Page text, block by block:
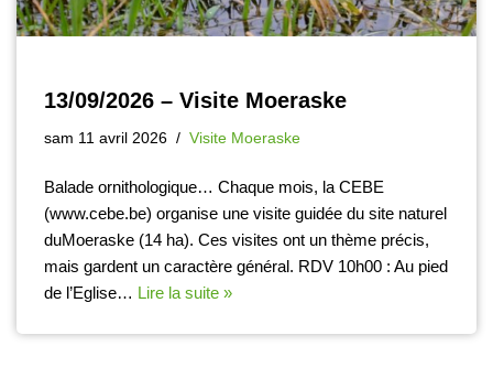
13/09/2026 – Visite Moeraske
sam 11 avril 2026 Visite Moeraske
Balade ornithologique… Chaque mois, la CEBE
(www.cebe.be) organise une visite guidée du site naturel
duMoeraske (14 ha). Ces visites ont un thème précis,
mais gardent un caractère général. RDV 10h00 : Au pied
de l’Eglise… Lire la suite »